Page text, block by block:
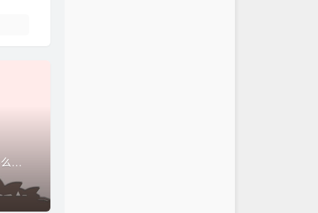
尽管按照之前的操作基本不会遇到任何问题，但如果手机还是不幸变砖了，那么我为你的数据感到惋惜